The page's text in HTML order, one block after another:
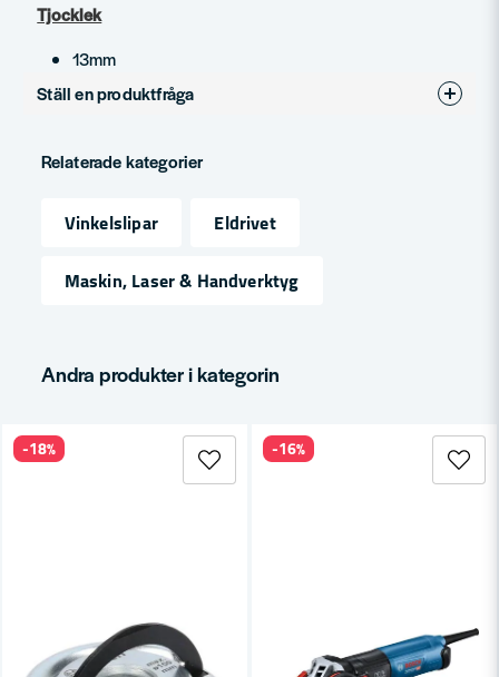
Tjocklek
13mm
Ställ en produktfråga
Fråga oss något om denna produkten...
Namn
Ja, ni får publicera min fråga
Skicka fråga
Relaterade kategorier
Vinkelslipar
Eldrivet
Maskin, Laser & Handverktyg
Andra produkter i kategorin
-18% -16%